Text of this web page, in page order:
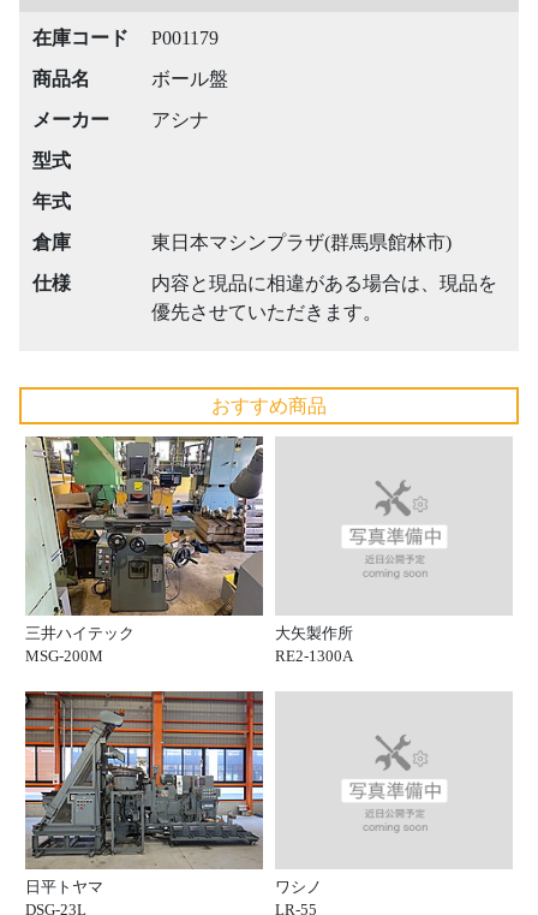
在庫コード
P001179
商品名
ボール盤
メーカー
アシナ
型式
年式
倉庫
東日本マシンプラザ(群馬県館林市)
仕様
内容と現品に相違がある場合は、現品を
優先させていただきます。
おすすめ商品
三井ハイテック
MSG-200M
大矢製作所
RE2-1300A
日平トヤマ
DSG-23L
ワシノ
LR-55